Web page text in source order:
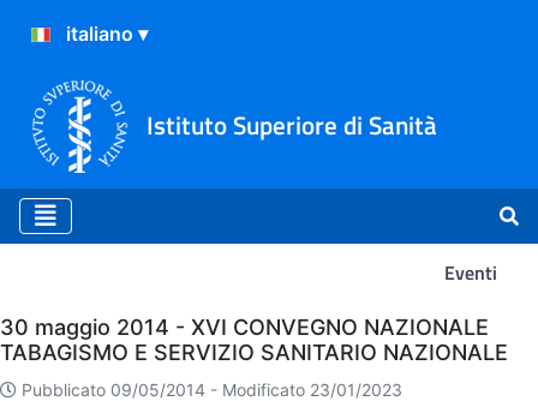
Istituto Superiore di Sanità
Eventi
Eventi
30 maggio 2014 - XVI CONVEGNO NAZIONALE
TABAGISMO E SERVIZIO SANITARIO NAZIONALE
Pubblicato 09/05/2014 - Modificato 23/01/2023